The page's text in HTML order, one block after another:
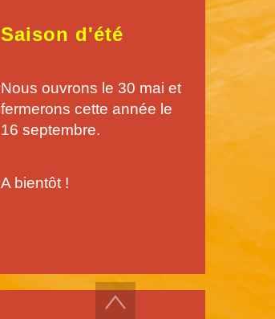
Saison d'été
Nous ouvrons le 30 mai et
fermerons cette année le
16 septembre.
A bientôt !